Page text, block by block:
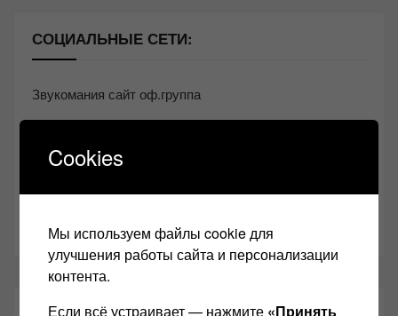
СОЦИАЛЬНЫЕ СЕТИ:
Звукомания сайт оф.группа
Винтажная Hi-Fi и High-End техника
Контакт
Одноклассники
Cookies
Мы используем файлы cookie для
улучшения работы сайта и персонализации
контента.
Если всё устраивает — нажмите «Принять